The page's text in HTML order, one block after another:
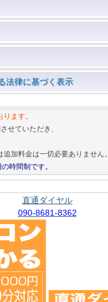
法律に基づく表示
ます。
させていただき、
加料金は一切必要ありません。
時間制です。
直通ダイヤル
090-8681-8362